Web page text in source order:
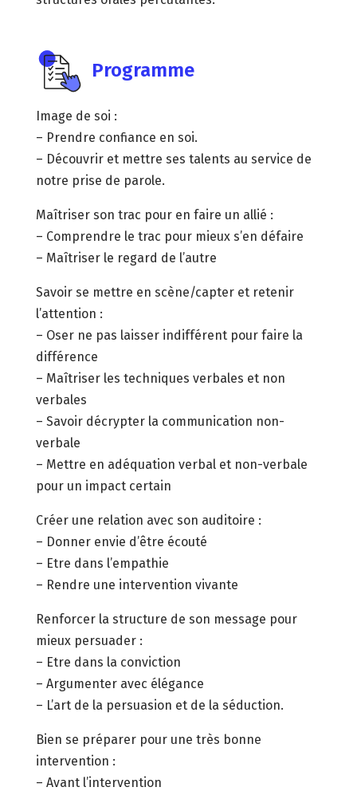
Programme
Image de soi :
– Prendre confiance en soi.
– Découvrir et mettre ses talents au service de
notre prise de parole.
Maîtriser son trac pour en faire un allié :
– Comprendre le trac pour mieux s’en défaire
– Maîtriser le regard de l’autre
Savoir se mettre en scène/capter et retenir
l’attention :
– Oser ne pas laisser indifférent pour faire la
différence
– Maîtriser les techniques verbales et non
verbales
– Savoir décrypter la communication non-
verbale
– Mettre en adéquation verbal et non-verbale
pour un impact certain
Créer une relation avec son auditoire :
– Donner envie d’être écouté
– Etre dans l’empathie
– Rendre une intervention vivante
Renforcer la structure de son message pour
mieux persuader :
– Etre dans la conviction
– Argumenter avec élégance
– L’art de la persuasion et de la séduction.
Bien se préparer pour une très bonne
intervention :
– Avant l’intervention